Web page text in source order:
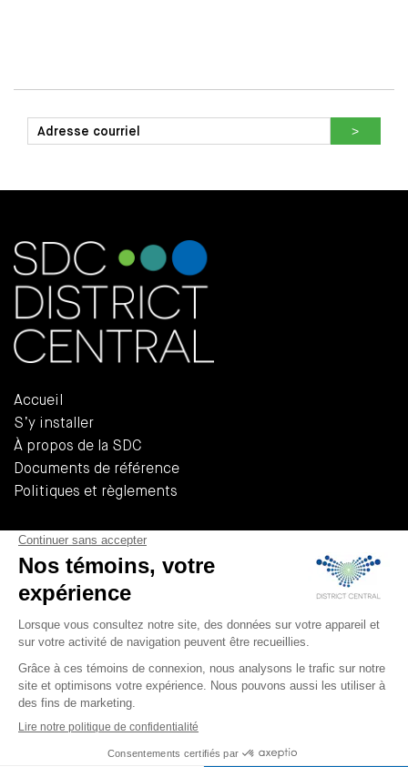
Accueil
S’y installer
À propos de la SDC
Documents de référence
Politiques et règlements
555, Rue Chabanel Ouest, Bureau R-02A
Montréal (QUÉBEC) H2N 2H7
T 514 379-3232
F 514 379-3233
info@district-central.ca